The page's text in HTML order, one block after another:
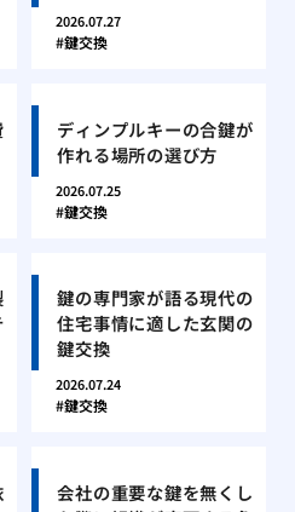
2026.07.27
鍵交換
ディンプルキーの合鍵が
作れる場所の選び方
2026.07.25
鍵交換
鍵の専門家が語る現代の
住宅事情に適した玄関の
鍵交換
2026.07.24
鍵交換
会社の重要な鍵を無くし